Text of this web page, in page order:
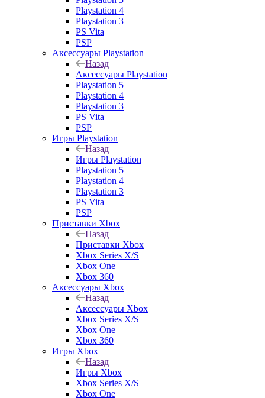
Playstation 4
Playstation 3
PS Vita
PSP
Аксессуары Playstation
Назад
Аксессуары Playstation
Playstation 5
Playstation 4
Playstation 3
PS Vita
PSP
Игры Playstation
Назад
Игры Playstation
Playstation 5
Playstation 4
Playstation 3
PS Vita
PSP
Приставки Xbox
Назад
Приставки Xbox
Xbox Series X/S
Xbox One
Xbox 360
Аксессуары Xbox
Назад
Аксессуары Xbox
Xbox Series X/S
Xbox One
Xbox 360
Игры Xbox
Назад
Игры Xbox
Xbox Series X/S
Xbox One